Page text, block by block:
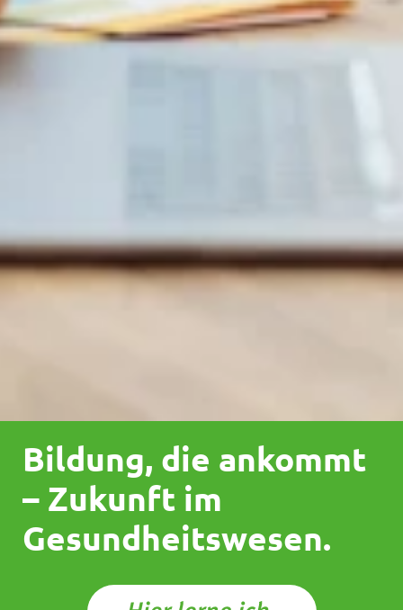
Bildung, die ankommt
– Zukunft im
Gesundheitswesen.